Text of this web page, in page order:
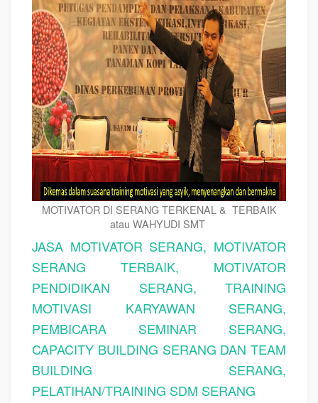
MOTIVATOR DI SERANG TERKENAL & TERBAIK
atau WAHYUDI SMT
JASA MOTIVATOR SERANG, MOTIVATOR
SERANG TERBAIK, MOTIVATOR
PENDIDIKAN SERANG, TRAINING
MOTIVASI KARYAWAN SERANG,
PEMBICARA SEMINAR SERANG,
CAPACITY BUILDING SERANG DAN TEAM
BUILDING SERANG,
PELATIHAN/TRAINING SDM SERANG